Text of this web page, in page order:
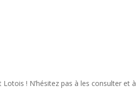
! N’hésitez pas à les consulter et à